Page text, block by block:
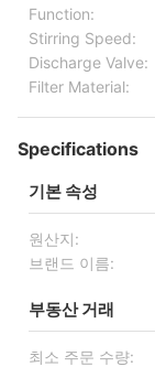
Function:
Stirring Speed:
Discharge Valve:
Filter Material:
Specifications
기본 속성
원산지:
브랜드 이름:
부동산 거래
최소 주문 수량: